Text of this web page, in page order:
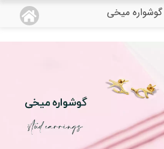
گوشواره میخی
منو